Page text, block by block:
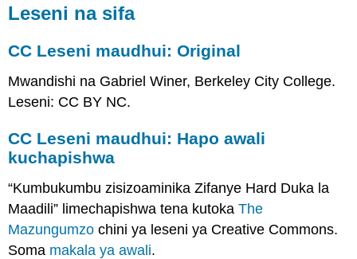
Leseni na sifa
CC Leseni maudhui: Original
Mwandishi na Gabriel Winer, Berkeley City College.
Leseni: CC BY NC.
CC Leseni maudhui: Hapo awali
kuchapishwa
“Kumbukumbu zisizoaminika Zifanye Hard Duka la
Maadili” limechapishwa tena kutokaThe
Mazungumzo chini ya leseni ya Creative Commons.
Soma makala ya awali.